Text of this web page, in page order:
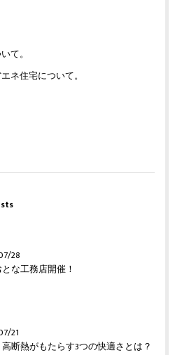
て。
ネ住宅について。
28
な工務店開催！
21
断熱がもたらす3つの快適さとは？